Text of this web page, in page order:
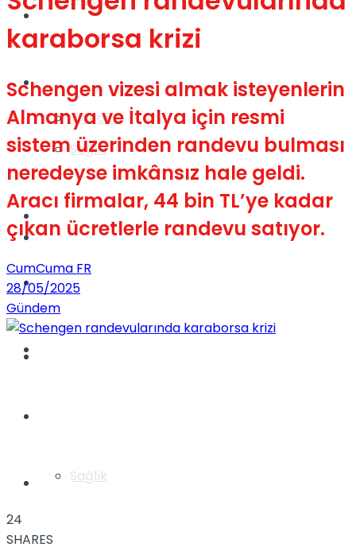
Videolar
Gündem
Sağlık
Gündem
Yaşam
Sağlık
Kadınca
Müzik
karaborsa krizi
Schengen vizesi almak isteyenlerin
Almanya ve İtalya için resmi
sistem üzerinden randevu bulması
neredeyse imkânsız hale geldi.
Aracı firmalar, 44 bin TL’ye kadar
çıkan ücretlerle randevu satıyor.
CumCuma FR
28/05/2025
Gündem
24
SHARES